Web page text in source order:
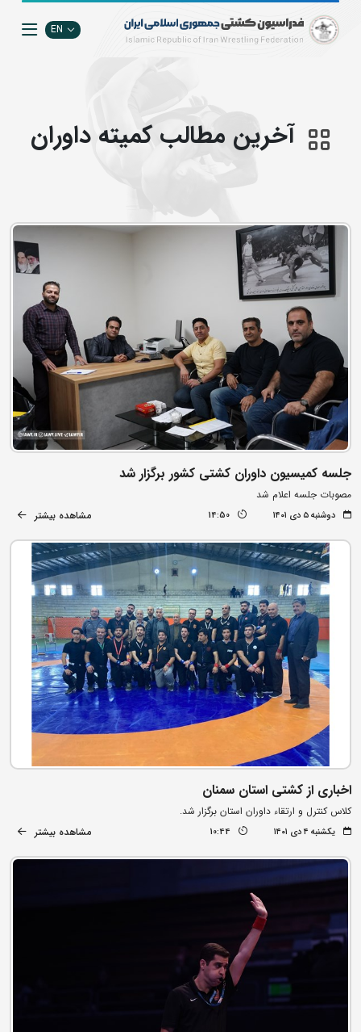
EN
آخرین مطالب کمیته داوران
جلسه کمیسیون داوران کشتی‌ کشور برگزار شد
مصوبات جلسه اعلام شد
دوشنبه ۵ دی ۱۴۰۱ 14:50 مشاهده بیشتر
اخباری از کشتی استان سمنان
کلاس کنترل و ارتقاء داوران استان برگزار شد.
یکشنبه ۴ دی ۱۴۰۱ 10:44 مشاهده بیشتر